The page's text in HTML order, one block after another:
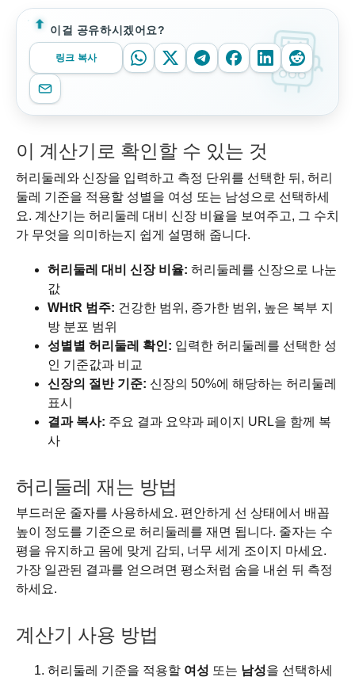
이걸 공유하시겠어요?
링크 복사
이 계산기로 확인할 수 있는 것
허리둘레와 신장을 입력하고 측정 단위를 선택한 뒤, 허리
둘레 기준을 적용할 성별을 여성 또는 남성으로 선택하세
요. 계산기는 허리둘레 대비 신장 비율을 보여주고, 그 수치
가 무엇을 의미하는지 쉽게 설명해 줍니다.
허리둘레 대비 신장 비율: 허리둘레를 신장으로 나눈
값
WHtR 범주: 건강한 범위, 증가한 범위, 높은 복부 지
방 분포 범위
성별별 허리둘레 확인: 입력한 허리둘레를 선택한 성
인 기준값과 비교
신장의 절반 기준: 신장의 50%에 해당하는 허리둘레
표시
결과 복사: 주요 결과 요약과 페이지 URL을 함께 복
사
허리둘레 재는 방법
부드러운 줄자를 사용하세요. 편안하게 선 상태에서 배꼽
높이 정도를 기준으로 허리둘레를 재면 됩니다. 줄자는 수
평을 유지하고 몸에 맞게 감되, 너무 세게 조이지 마세요.
가장 일관된 결과를 얻으려면 평소처럼 숨을 내쉰 뒤 측정
하세요.
계산기 사용 방법
허리둘레 기준을 적용할 여성 또는 남성을 선택하세